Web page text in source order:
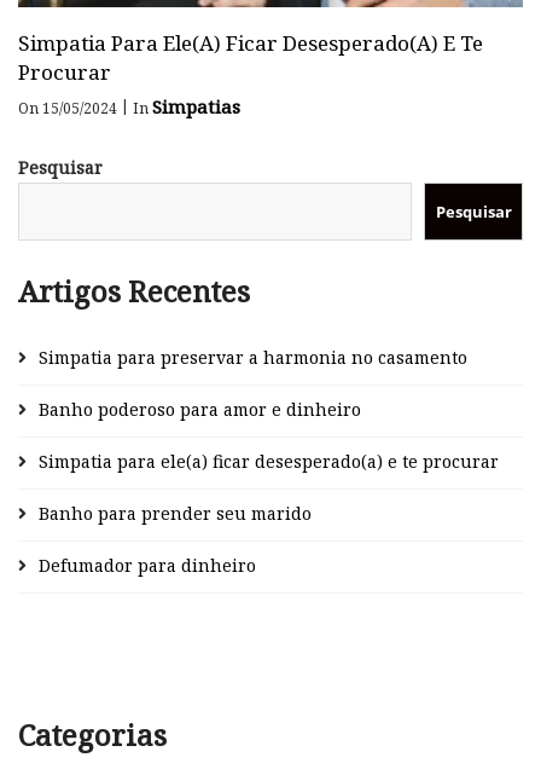
Simpatia Para Ele(a) Ficar Desesperado(a) E Te
Procurar
On 15/05/2024 | InSimpatias
Pesquisar
Pesquisar
Artigos Recentes
Simpatia para preservar a harmonia no casamento
Banho poderoso para amor e dinheiro
Simpatia para ele(a) ficar desesperado(a) e te procurar
Banho para prender seu marido
Defumador para dinheiro
Categorias